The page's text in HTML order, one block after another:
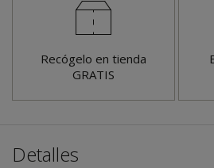
Recógelo en tienda
GRATIS
Detalles